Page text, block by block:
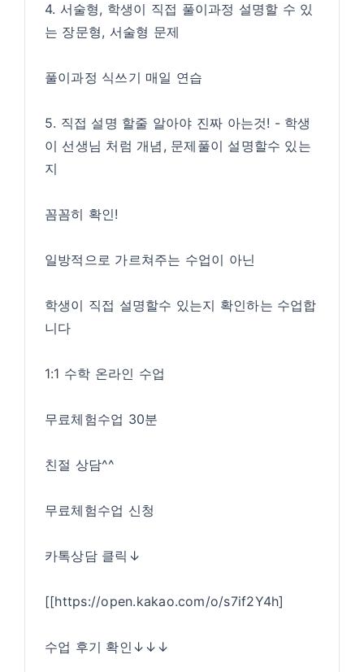
4. 서술형, 학생이 직접 풀이과정 설명할 수 있
는 장문형, 서술형 문제
풀이과정 식쓰기 매일 연습
5. 직접 설명 할줄 알아야 진짜 아는것! - 학생
이 선생님 처럼 개념, 문제풀이 설명할수 있는
지
꼼꼼히 확인!
일방적으로 가르쳐주는 수업이 아닌
학생이 직접 설명할수 있는지 확인하는 수업합
니다
1:1 수학 온라인 수업
무료체험수업 30분
친절 상담^^
무료체험수업 신청
카톡상담 클릭↓
[[https://open.kakao.com/o/s7if2Y4h]
수업 후기 확인↓↓↓